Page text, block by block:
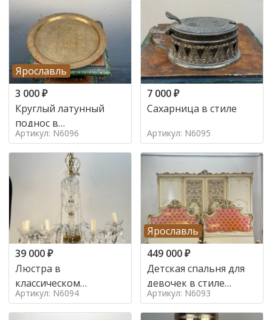
Ярославль
3 000₽
Круглый латунный
поднос в
марокканском стиле в
стиле
Артикул: N6096
7 000₽
Сахарница в стиле
Артикул: N6095
39 000₽
Люстра в
классическом
итальянском стиле на
10 ламп. в стиле
Артикул: N6094
Ярославль
449 000₽
Детская спальня для
девочек в стиле
итальянского барокко
в стиле
Артикул: N6093